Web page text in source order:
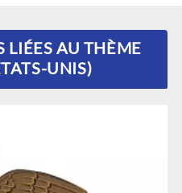
LIÉES AU THÈME
UNIS)